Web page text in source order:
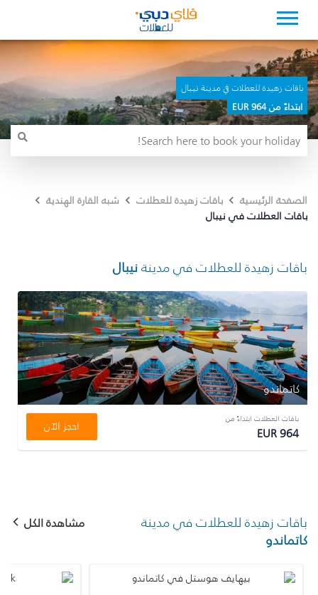
باقات زهيدة للعطلات في مدينة نيبال
ابتداءً من 964 EUR
الصفحة الرئيسية باقات زهيدة للعطلات
شبه القارة الهندية
باقات العطلات في نيبال
باقات زهيدة للعطلات في مدينةنيبال
كاتماندو
باقات العطلات ابتداءً من
EUR 964 احجز الآن
باقات زهيدة للعطلات في مدينة
كاتماندو
مشاهدة الكل